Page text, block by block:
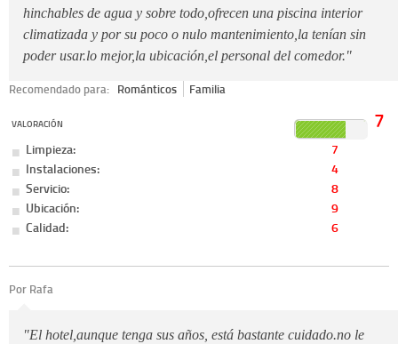
hinchables de agua y sobre todo,ofrecen una piscina interior
climatizada y por su poco o nulo mantenimiento,la tenían sin
poder usar.lo mejor,la ubicación,el personal del comedor."
Recomendado para: Románticos Familia
VALORACIÓN 7
Limpieza:
7
Instalaciones:
4
Servicio:
8
Ubicación:
9
Calidad:
6
Por Rafa
"El hotel,aunque tenga sus años, está bastante cuidado.no le